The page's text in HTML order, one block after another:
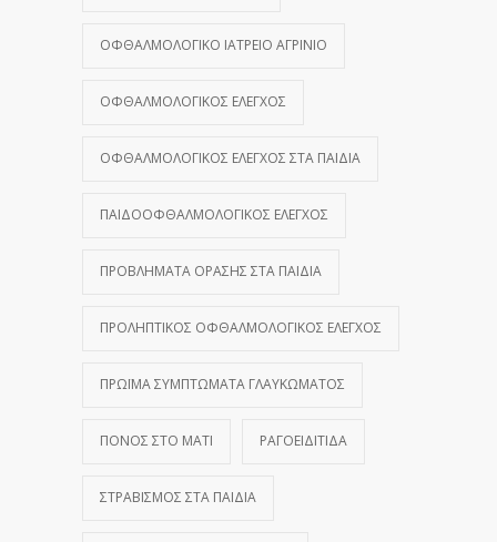
ΟΦΘΑΛΜΟΛΟΓΙΚΌ ΙΑΤΡΕΊΟ ΑΓΡΊΝΙΟ
ΟΦΘΑΛΜΟΛΟΓΙΚΌΣ ΈΛΕΓΧΟΣ
ΟΦΘΑΛΜΟΛΟΓΙΚΌΣ ΈΛΕΓΧΟΣ ΣΤΑ ΠΑΙΔΙΆ
ΠΑΙΔΟΟΦΘΑΛΜΟΛΟΓΙΚΌΣ ΈΛΕΓΧΟΣ
ΠΡΟΒΛΉΜΑΤΑ ΌΡΑΣΗΣ ΣΤΑ ΠΑΙΔΙΆ
ΠΡΟΛΗΠΤΙΚΌΣ ΟΦΘΑΛΜΟΛΟΓΙΚΌΣ ΈΛΕΓΧΟΣ
ΠΡΏΙΜΑ ΣΥΜΠΤΏΜΑΤΑ ΓΛΑΥΚΏΜΑΤΟΣ
ΠΌΝΟΣ ΣΤΟ ΜΆΤΙ ΡΑΓΟΕΙΔΊΤΙΔΑ
ΣΤΡΑΒΙΣΜΌΣ ΣΤΑ ΠΑΙΔΙΆ